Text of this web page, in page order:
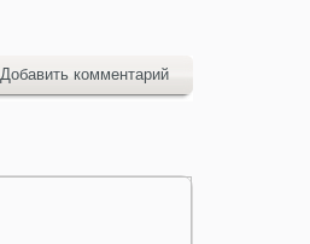
Добавить комментарий